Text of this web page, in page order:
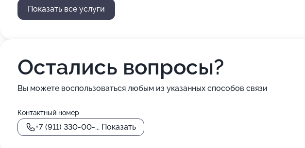
Показать все услуги
Остались вопросы?
Вы можете воспользоваться любым из указанных способов связи
Контактный номер
+7 (911) 330-00-... Показать